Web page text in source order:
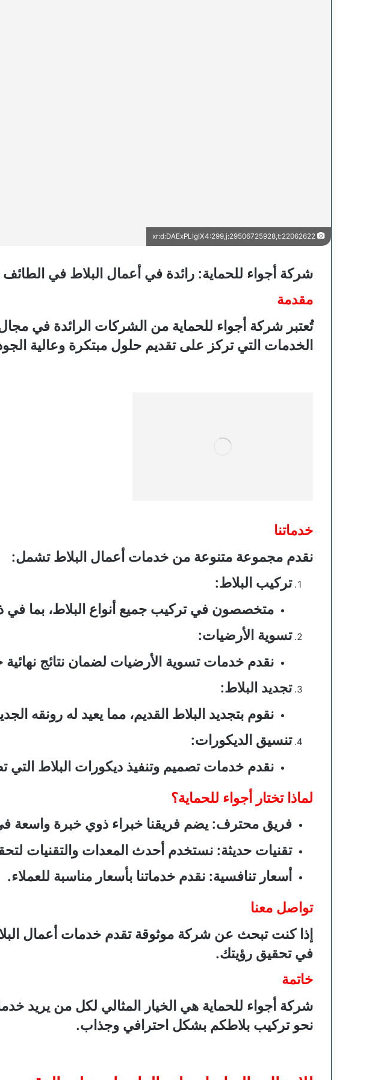
شركة أجواء للحماية: رائدة في أعمال البلاط في الطائف
مقدمة
تُعتبر شركة أجواء للحماية من الشركات الرائدة في
الخدمات التي تركز على تقديم حلول مبتكرة وعالية
خدماتنا
نقدم مجموعة متنوعة من خدمات أعمال البلاط تشمل:
تركيب البلاط:
متخصصون في تركيب جميع أنواع البلاط، بما في
تسوية الأرضيات:
نقدم خدمات تسوية الأرضيات لضمان نتائج
تجديد البلاط:
نقوم بتجديد البلاط القديم، مما يعيد له رونقه
تنسيق الديكورات:
نقدم خدمات تصميم وتنفيذ ديكورات البلاط
لماذا تختار أجواء للحماية؟
فريق محترف: يضم فريقنا خبراء ذوي خبرة واسعة
تقنيات حديثة: نستخدم أحدث المعدات والتقنيات
أسعار تنافسية: نقدم خدماتنا بأسعار مناسبة للعملاء.
تواصل معنا
إذا كنت تبحث عن شركة موثوقة تقدم خدمات أعمال
في تحقيق رؤيتك.
خاتمة
شركة أجواء للحماية هي الخيار المثالي لكل من يريد
نحو تركيب بلاطكم بشكل احترافي وجذاب.